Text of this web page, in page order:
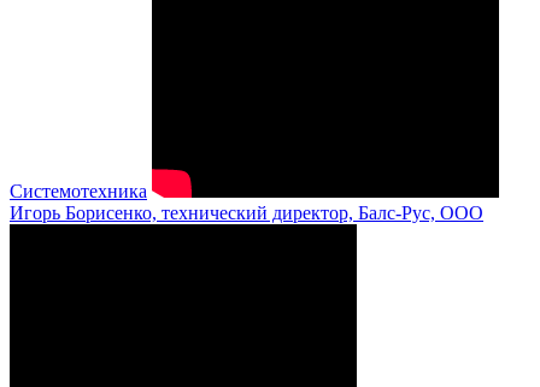
Системотехника
Игорь Борисенко, технический директор, Балс-Рус, ООО